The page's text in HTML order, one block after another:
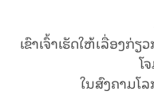
ເຂົາເຈົ້າເຮັດໃຫ້ເລື່ອງກ່
ໂ
ໃນສົງຄາມໂ